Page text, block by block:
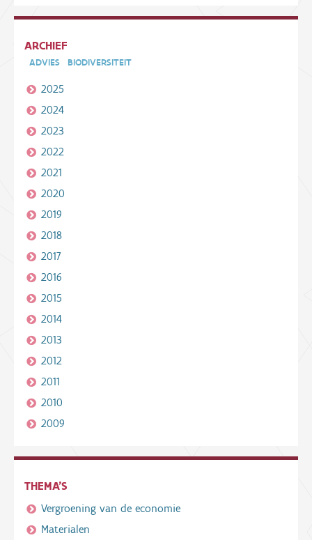
ARCHIEF
ADVIES BIODIVERSITEIT
2025
2024
2023
2022
2021
2020
2019
2018
2017
2016
2015
2014
2013
2012
2011
2010
2009
THEMA'S
Vergroening van de economie
Materialen